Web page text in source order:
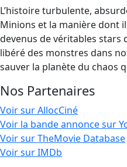
L’histoire turbulente,
Minions et la manière dont
devenus de véritables
libéré des monstres dans
sauver la planète du chaos
Nos Partenaires
Voir sur AllocCiné
Voir la bande annonce sur
Voir sur TheMovie Database
Voir sur IMDb